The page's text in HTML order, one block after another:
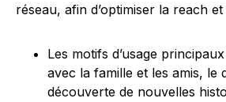
réseau, afin d’optimiser la reach
Les motifs d’usage
avec la famille et les amis, le
découverte de nouvelles